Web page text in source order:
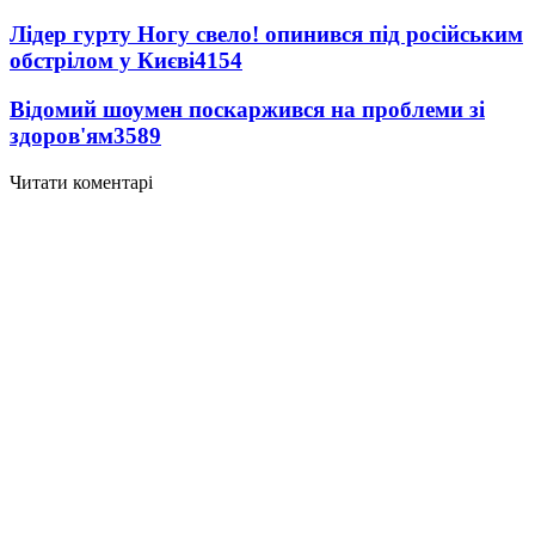
Лідер гурту Ногу свело! опинився під російським
обстрілом у Києві4154
Відомий шоумен поскаржився на проблеми зі
здоров'ям3589
Читати коментарі